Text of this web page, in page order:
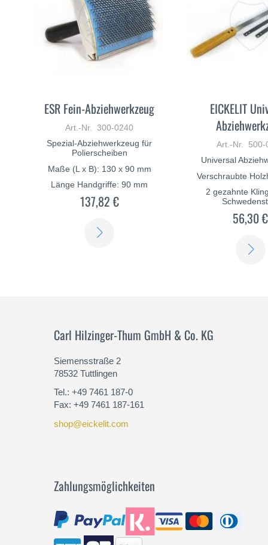
ESR Fein-Abziehwerkzeug
Art.-Nr. 300-0240
Spezial-Abziehwerkzeug für
Polierscheiben
Maße (L x B): 130 x 90 mm
Länge Handgriffe: 90 mm
137,82 €
EICKELIT
Art.-Nr. 500-
Universal
Verschraubte
2 gezahnte
56,30 €
Carl Hilzinger-Thum GmbH & Co. KG
Siemensstraße 2
78532 Tuttlingen
Tel.: +49 7461 187-0
Fax: +49 7461 187-161
shop@eickelit.com
Zahlungsmöglichkeiten